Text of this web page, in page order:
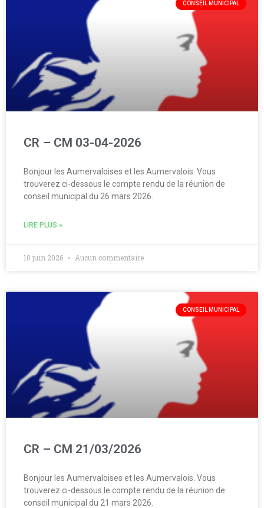
CONSEIL MUNICIPAL
CR – CM 03-04-2026
Bonjour les Aumervaloises et les Aumervalois. Vous
trouverez ci-dessous le compte rendu de la réunion de
conseil municipal du 26 mars 2026.
LIRE PLUS »
10 juin 2026 Aucun commentaire
CONSEIL MUNICIPAL
CR – CM 21/03/2026
Bonjour les Aumervaloises et les Aumervalois. Vous
trouverez ci-dessous le compte rendu de la réunion de
conseil municipal du 21 mars 2026.